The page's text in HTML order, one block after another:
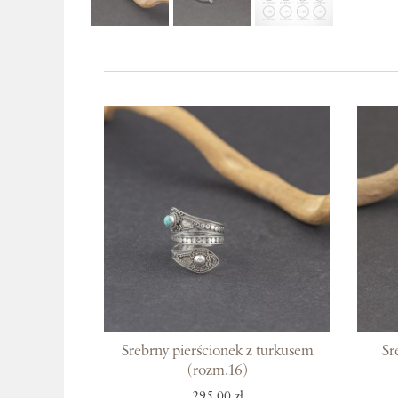
Srebrny pierścionek z turkusem
(rozm.16)